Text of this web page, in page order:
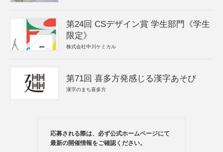
第24回 CSデザイン賞 学生部門《学生
限定》
株式会社中川ケミカル
第71回 喜多方発感じる漢字あそび
漢字のまち喜多方
応募される際は、必ず公式ホームページにて
最新の開催情報をご確認ください。